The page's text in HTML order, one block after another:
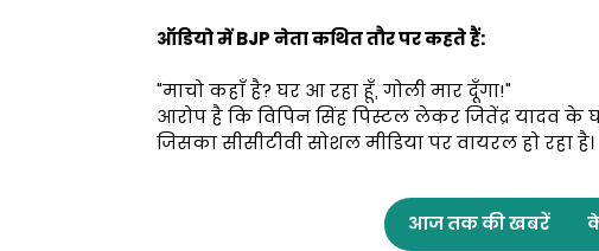
ऑडियो में BJP नेता कथित तौर पर कहते हैं:
"माचो कहाँ है? घर आ रहा हूँ, गोली मार दूँगा!"
आरोप है कि विपिन सिंह पिस्टल लेकर जितेंद्र यादव
जिसका सीसीटीवी सोशल मीडिया पर वायरल हो रहा है।
आज तक की खबरें